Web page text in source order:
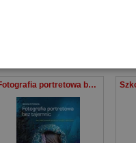
Fotografia portretowa bez tajemnic Jak robić świetne portrety każdym aparatem